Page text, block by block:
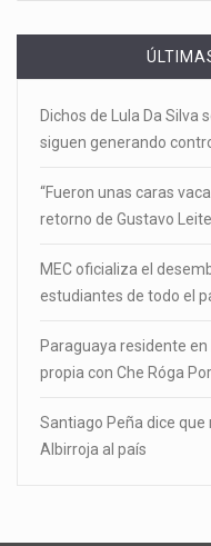
Dichos de Lula Da Silva
siguen generando
“Fueron unas caras
retorno de Gustavo Leite
MEC oficializa el
estudiantes de todo el
Paraguaya residente
propia con Che Róga
Santiago Peña dice
Albirroja al país